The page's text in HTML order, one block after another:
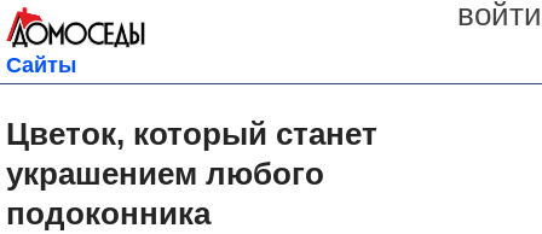
войти
Сайты
Цветок, который станет
украшением любого
подоконника